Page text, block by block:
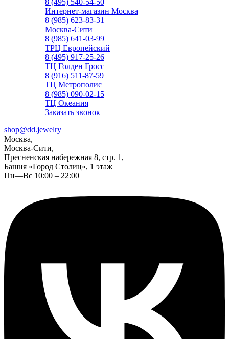
8 (495) 540-54-50
Интернет-магазин Москва
8 (985) 623-83-31
Москва-Сити
8 (985) 641-03-99
ТРЦ Европейский
8 (495) 917-25-26
ТЦ Голден Гросс
8 (916) 511-87-59
ТЦ Метрополис
8 (985) 090-02-15
ТЦ Океания
Заказать звонок
shop@dd.jewelry
Москва,
Москва-Сити,
Пресненская набережная 8, стр. 1,
Башня «Город Столиц», 1 этаж
Пн—Вс 10:00 – 22:00